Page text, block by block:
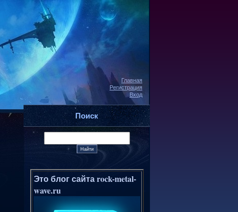
Главная
Регистрация
Вход
Поиск
Это блог сайта rock-metal-
wave.ru